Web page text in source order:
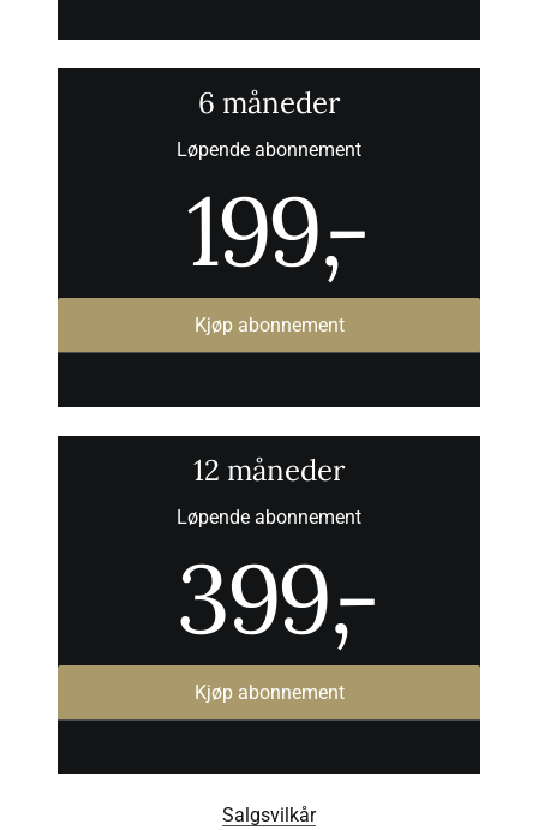
6 måneder
Løpende abonnement
199,-
Kjøp abonnement
12 måneder
Løpende abonnement
399,-
Kjøp abonnement
Salgsvilkår